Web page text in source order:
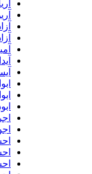
آریان
آرین
آزاد
آزاد
آمین
آیدار
آیسا
ابوذر
اجرای
اجوید
احسان
احسان
احسان